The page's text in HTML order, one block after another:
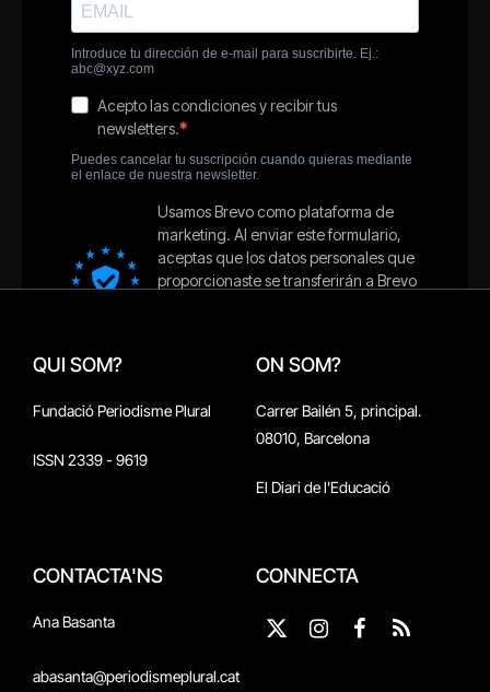
QUI SOM?
Fundació Periodisme Plural
ISSN 2339 - 9619
ON SOM?
Carrer Bailén 5, principal.
08010, Barcelona
El Diari de l'Educació
CONTACTA'NS
Ana Basanta
abasanta@periodismeplural.cat
CONNECTA
X
Instagram
Facebook
RSS